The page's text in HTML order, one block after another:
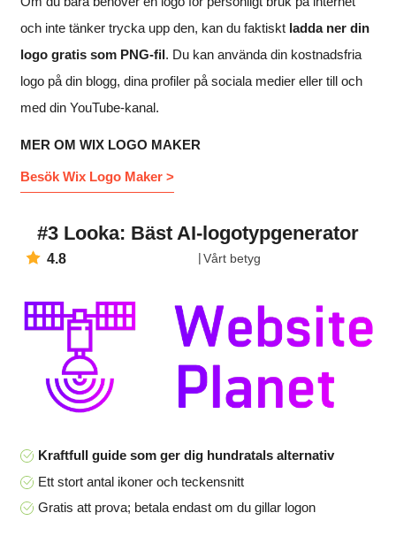
och inte tänker trycka upp den, kan du faktiskt ladda ner din
logo gratis som PNG-fil. Du kan använda din kostnadsfria
logo på din blogg, dina profiler på sociala medier eller till och
med din YouTube-kanal.
MER OM WIX LOGO MAKER
Besök Wix Logo Maker >
#3 Looka: Bäst AI-logotypgenerator
4.8 Vårt betyg
Kraftfull guide som ger dig hundratals alternativ
Ett stort antal ikoner och teckensnitt
Gratis att prova; betala endast om du gillar logon